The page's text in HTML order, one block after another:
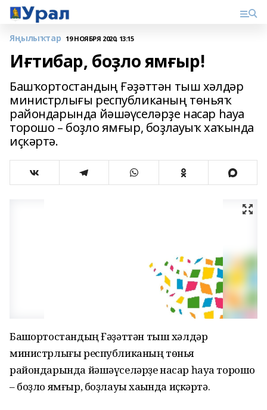
Яңылыҡтар 19 НОЯБРЯ 2020, 13:15
Иғтибар, боҙло ямғыр!
Башҡортостандың Ғәҙәттән тыш хәлдәр
министрлығы республиканың төньяҡ
райондарында йәшәүселәрҙе насар һауа
торошо – боҙло ямғыр, боҙлауыҡ хаҡында
иҫкәртә.
Башҡортостандың Ғәҙәттән тыш хәлдәр
министрлығы республиканың төньяҡ
райондарында йәшәүселәрҙе насар һауа торошо
– боҙло ямғыр, боҙлауыҡ хаҡында иҫкәртә.